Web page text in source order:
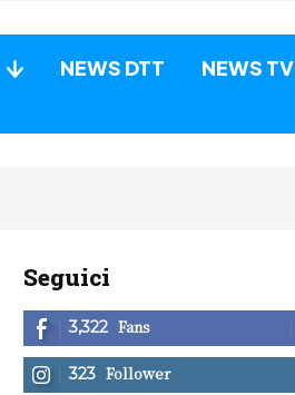
NEWS DTT
NEWS TV
Seguici
3,322 Fans
323 Follower